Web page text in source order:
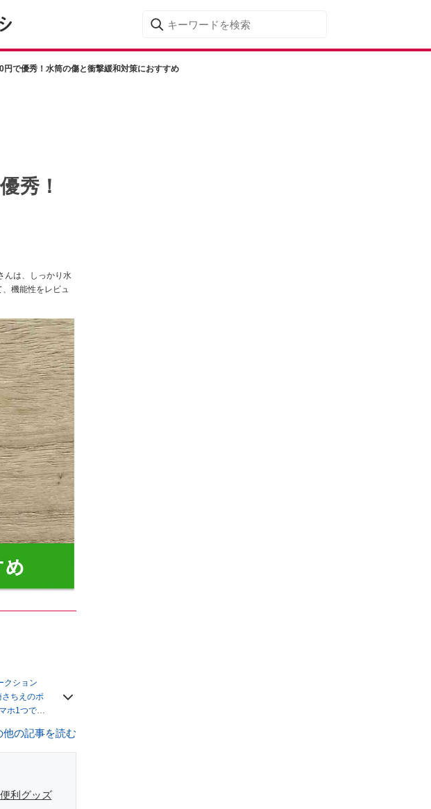
で優秀！水筒の傷と衝撃緩和対策におすすめ
秀！
んは、しっかり水
機能性をレビュ
クション
さちえのポ
ホ1つでス
しかも空
の後、出
持つ。ま
は違う視
他の記事を読む
利グッズ